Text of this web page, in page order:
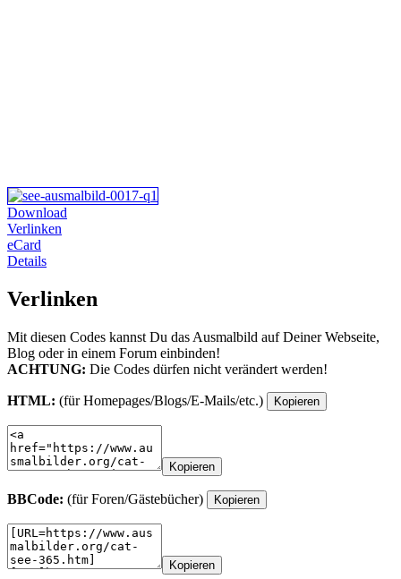
Download
Verlinken
eCard
Details
Verlinken
Mit diesen Codes kannst Du das Ausmalbild auf Deiner Webseite,
Blog oder in einem Forum einbinden!
ACHTUNG: Die Codes dürfen nicht verändert werden!
HTML: (für Homepages/Blogs/E-Mails/etc.) Kopieren
Kopieren
BBCode: (für Foren/Gästebücher) Kopieren
Kopieren